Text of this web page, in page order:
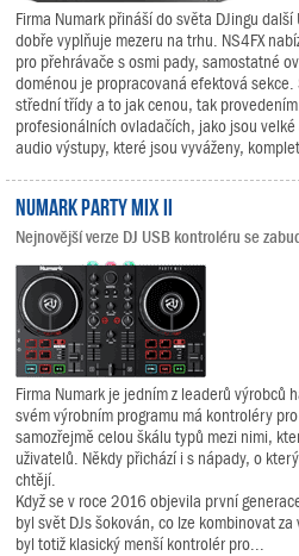
Firma Numark přináší do světa DJingu
dobře vyplňuje mezeru na trhu. NS4FX
pro přehrávače s osmi pady, samostatné
doménou je propracovaná efektová
střední třídy a to jak cenou, tak
profesionálních ovladačích, jako jsou
audio výstupy, které jsou vyváženy,
Numark Party Mix II
Nejnovější verze DJ USB kontroléru se
Firma Numark je jedním z leaderů výrobců
svém výrobním programu má kontroléry
samozřejmě celou škálu typů mezi nimi,
uživatelů. Někdy přichází i s nápady, o
chtějí.
Když se v roce 2016 objevila první
byl svět DJs šokován, co lze kombinovat
byl totiž klasický menší kontrolér pro...